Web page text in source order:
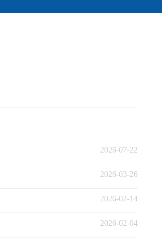
2026-07-22
2026-03-26
2026-02-14
2026-02-04